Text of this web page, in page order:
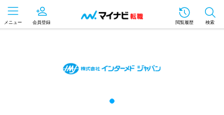
メニュー 会員登録 閲覧履歴 検索